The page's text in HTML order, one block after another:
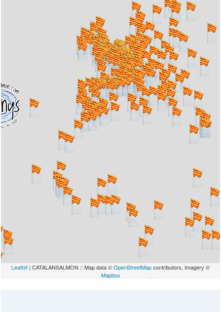
Leaflet | CATALANSALMON :: Map data ©OpenStreetMapcontributors, Imagery ©
Mapbox